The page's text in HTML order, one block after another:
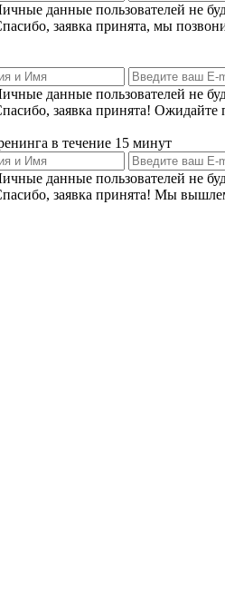
данные пользователей не
заявка принята, мы
данные пользователей не
заявка принята!
в течение 15 минут
данные пользователей не
заявка принята! Мы